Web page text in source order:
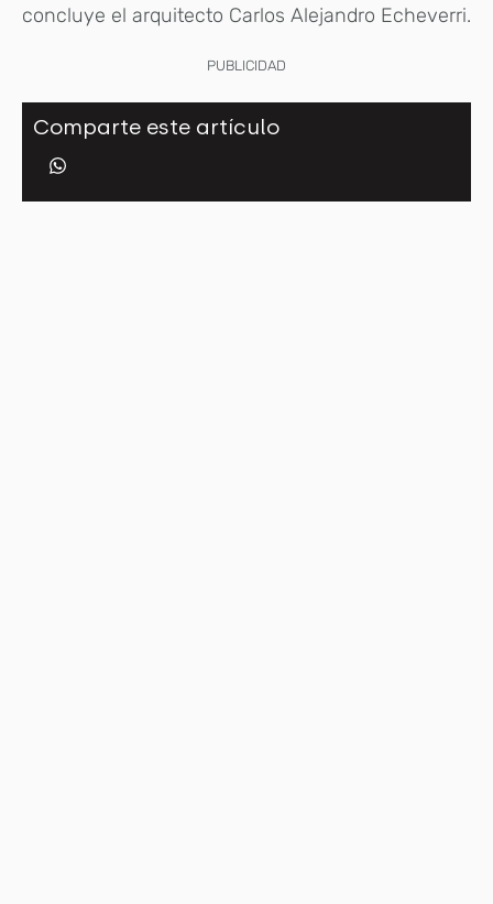
concluye el arquitecto Carlos Alejandro Echeverri.
PUBLICIDAD
Comparte este artículo